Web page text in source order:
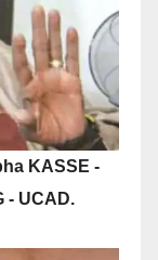
KASSE -
- UCAD.